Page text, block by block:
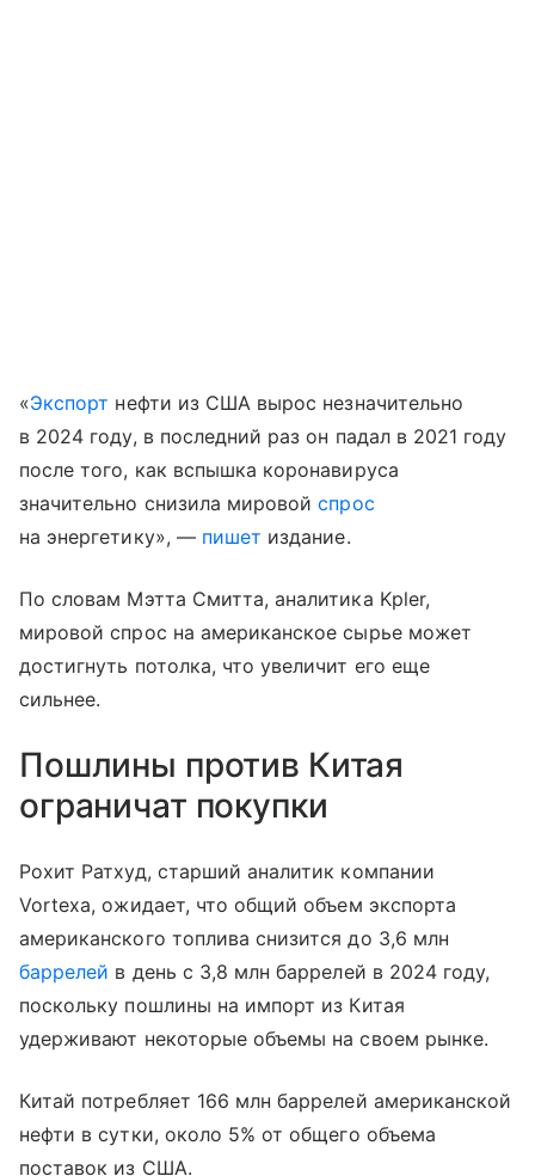
«Экспорт нефти из США вырос незначительно
в 2024 году, в последний раз он падал в 2021 году
после того, как вспышка коронавируса
значительно снизила мировойспрос
на энергетику», — пишет издание.
По словам Мэтта Смитта, аналитика Kpler,
мировой спрос на американское сырье может
достигнуть потолка, что увеличит его еще
сильнее.
Пошлины против Китая
ограничат покупки
Рохит Ратхуд, старший аналитик компании
Vortexa, ожидает, что общий объем экспорта
американского топлива снизится до 3,6 млн
баррелей в день с 3,8 млн баррелей в 2024 году,
поскольку пошлины на импорт из Китая
удерживают некоторые объемы на своем рынке.
Китай потребляет 166 млн баррелей американской
нефти в сутки, около 5% от общего объема
поставок из США.